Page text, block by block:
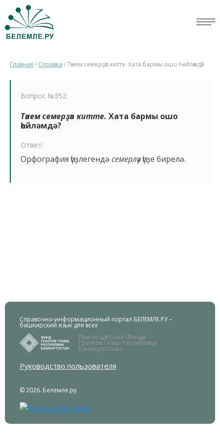
ОПРОС
СПРАВКА
НОВОСТИ
Главная / Справка /Тәнем семерҙәп китте. Хата бармы ошо һөйләмдә?
Вопрос №352:
Тәнем семерҙәп китте. Хата бармы ошо
һөйләмдә?
Ответ:
Орфография һүҙлегендә семерләүһүҙе бирелә.
Справочно-информационный портал БЕЛЕМЛЕ.РУ –
башкирский язык для всех
При поддержке Фонда
Грантов Главы Республики
Башкортостан.
Руководство пользователя
© 2026. Белемле.ру